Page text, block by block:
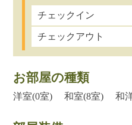
チェックイン
チェックアウト
お部屋の種類
洋室(0室) 和室(8室) 和